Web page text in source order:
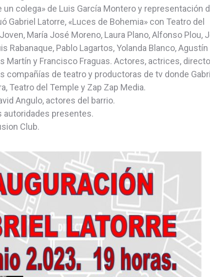
colega» de Luis García Montero y representación
Gabriel Latorre, «Luces de Bohemia» con Teatro del
María José Moreno, Laura Plano, Alfonso Plou,
Rabanaque, Pablo Lagartos, Yolanda Blanco, Agustín
Martín y Francisco Fraguas. Actores, actrices,
de teatro y productoras de tv donde
Teatro del Temple y Zap Zap Media.
Angulo, actores del barrio.
autoridades presentes.
Club.